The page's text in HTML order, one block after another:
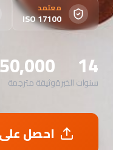
معتمد
ISO 17100
14
سنوات الخبرة50,000+
وثيقة مترجمة
احصل